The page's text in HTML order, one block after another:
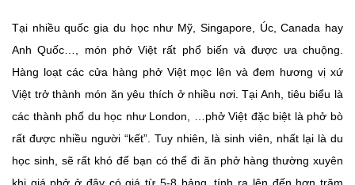
Tại nhiều quốc gia du học như Mỹ, Singapore, Úc, Canada hay
Anh Quốc…, món phở Việt rất phổ biến và được ưa chuộng.
Hàng loạt các cửa hàng phở Việt mọc lên và đem hương vị xứ
Việt trở thành món ăn yêu thích ở nhiều nơi. Tại Anh, tiêu biểu là
các thành phố du học như London, …phở Việt đặc biệt là phở bò
rất được nhiều người “kết”. Tuy nhiên, là sinh viên, nhất lại là du
học sinh, sẽ rất khó để bạn có thể đi ăn phở hàng thường xuyên